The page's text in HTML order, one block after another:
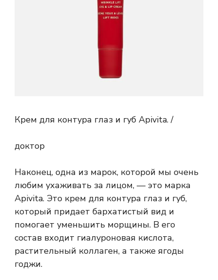
Крем для контура глаз и губ Apivita. /
доктор
Наконец, одна из марок, которой мы очень
любим ухаживать за лицом, — это марка
Apivita. Это крем для контура глаз и губ,
который придает бархатистый вид и
помогает уменьшить морщины. В его
состав входит гиалуроновая кислота,
растительный коллаген, а также ягоды
годжи.